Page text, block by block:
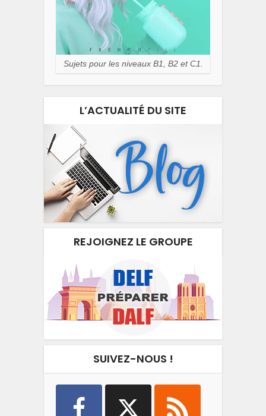
Sujets pour les niveaux B1, B2 et C1.
L’ACTUALITÉ DU SITE
REJOIGNEZ LE GROUPE
SUIVEZ-NOUS !